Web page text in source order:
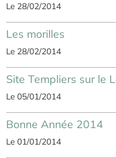
Le 28/02/2014
Les morilles
Le 28/02/2014
Site Templiers sur le
Le 05/01/2014
Bonne Année 2014
Le 01/01/2014